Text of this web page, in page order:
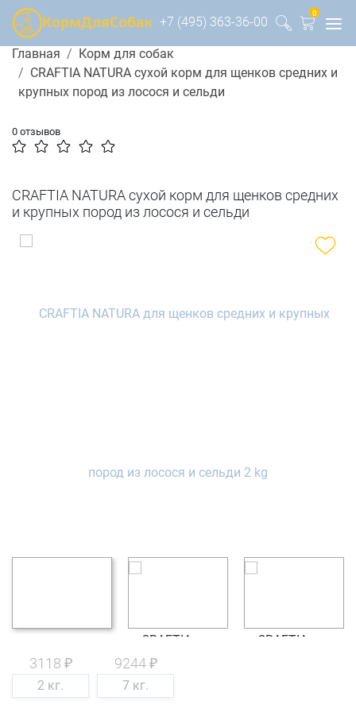
+7 (495) 363-36-00
0
Главная
Корм для собак
CRAFTIA NATURA сухой корм для щенков средних и
крупных пород из лосося и сельди
0 отзывов
CRAFTIA NATURA сухой корм для щенков средних
и крупных пород из лосося и сельди
3118 ₽
2 кг.
9244 ₽
7 кг.